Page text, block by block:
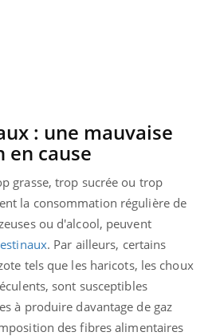
: une mauvaise
cause
grasse, trop sucrée ou trop
la consommation régulière de
ou d'alcool, peuvent
. Par ailleurs, certains
tels que les haricots, les choux
sont susceptibles
à produire davantage de gaz
des fibres alimentaires